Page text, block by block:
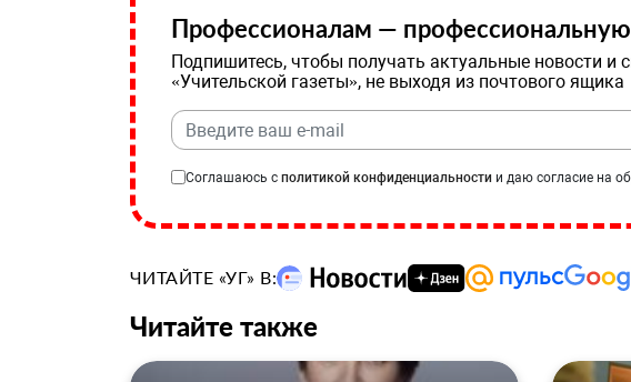
Профессионалам —
Подпишитесь, чтобы получать актуальные новости и
«Учительской газеты», не выходя из почтового ящика
Соглашаюсь с политикой конфиденциальности и даю согласие на
ЧИТАЙТЕ «УГ» В:
Читайте также